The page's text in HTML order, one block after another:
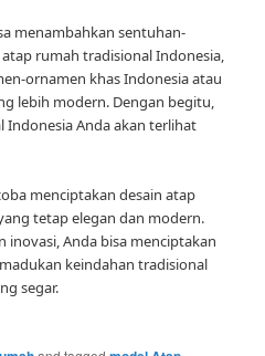
menambahkan sentuhan-
rumah tradisional Indonesia,
ornamen khas Indonesia atau
lebih modern. Dengan begitu,
Indonesia Anda akan terlihat
menciptakan desain atap
tetap elegan dan modern.
inovasi, Anda bisa menciptakan
keindahan tradisional
segar.